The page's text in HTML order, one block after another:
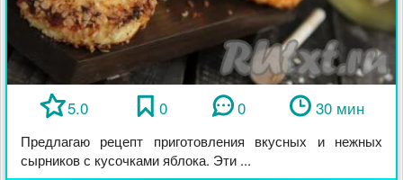
5.0 0 0 30 мин
Предлагаю рецепт приготовления вкусных и нежных
сырников с кусочками яблока. Эти ...